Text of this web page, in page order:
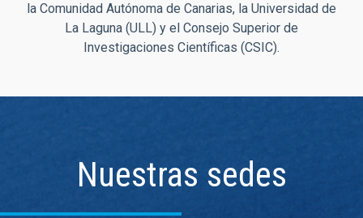
la Comunidad Autónoma de Canarias, la Universidad de
La Laguna (ULL) y el Consejo Superior de
Investigaciones Científicas (CSIC).
Nuestras sedes